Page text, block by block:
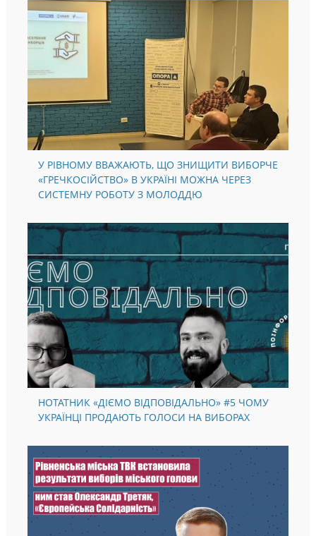
У РІВНОМУ ВВАЖАЮТЬ, ЩО ЗНИЩИТИ ВИБОРЧЕ
«ГРЕЧКОСІЙСТВО» В УКРАЇНІ МОЖНА ЧЕРЕЗ
СИСТЕМНУ РОБОТУ З МОЛОДДЮ
НОТАТНИК «ДІЄМО ВІДПОВІДАЛЬНО» #5 ЧОМУ
УКРАЇНЦІ ПРОДАЮТЬ ГОЛОСИ НА ВИБОРАХ